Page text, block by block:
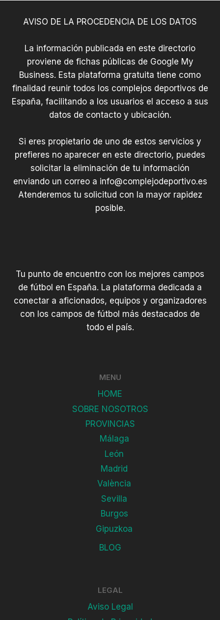
AVISO DE LA PROCEDENCIA DE LOS DATOS
La información publicada en este directorio
proviene de fichas públicas de Google My
Business. Esta plataforma gratuita tiene como
finalidad reunir todos los complejos deportivos de
España, facilitando a los usuarios el acceso a sus
datos de contacto y ubicación.
Si eres propietario de uno de estos servicios y
prefieres no aparecer en este directorio, puedes
solicitar la eliminación de tu información
enviando un correo a info@complejodeportivo.es
Atenderemos tu solicitud con la mayor rapidez
posible.
Tu punto de encuentro con los mejores campos
de fútbol en España. La plataforma dedicada a
conectar a aficionados, equipos y organizadores
con los campos de fútbol más destacados de
todo el país.
MENU
HOME
SOBRE NOSOTROS
PROVINCIAS
Málaga
León
Madrid
València
Sevilla
Burgos
Gipuzkoa
BLOG
LEGAL
Aviso Legal